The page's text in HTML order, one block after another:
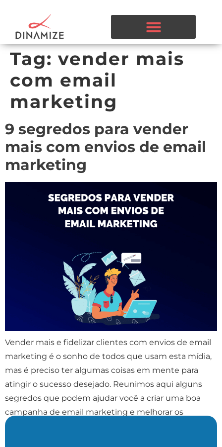
Tag: vender mais
com email
marketing
9 segredos para vender
mais com envios de email
marketing
Vender mais e fidelizar clientes com envios de email
marketing é o sonho de todos que usam esta mídia,
mas é preciso ter algumas coisas em mente para
atingir o sucesso desejado. Reunimos aqui alguns
segredos que podem ajudar você a criar uma boa
campanha de email marketing e melhorar os
resultados da sua marca. […]